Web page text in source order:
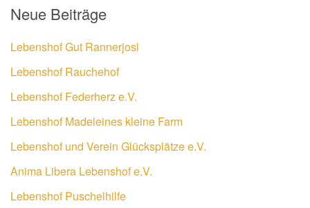
Neue Beiträge
Lebenshof Gut Rannerjosl
Lebenshof Rauchehof
Lebenshof Federherz e.V.
Lebenshof Madeleines kleine Farm
Lebenshof und Verein Glücksplätze e.V.
Anima Libera Lebenshof e.V.
Lebenshof Puschelhilfe